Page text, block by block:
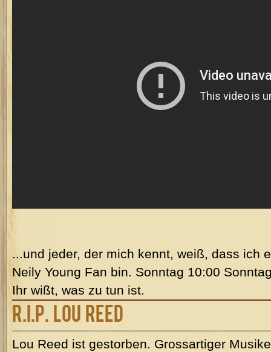
...und jeder, der mich kennt, weiß, dass ich
Neily Young Fan bin. Sonntag 10:00
Ihr wißt, was zu tun ist.
R.I.P. Lou Reed
Lou Reed ist gestorben. Grossartiger